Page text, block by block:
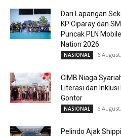
Dari Lapangan
KP Ciparay dan
Puncak PLN
Nation 2026
NASIONAL 6
CIMB Niaga
Literasi dan Inklusi
Gontor
NASIONAL 6
Pelindo Ajak